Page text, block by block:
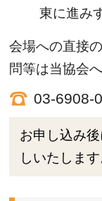
東に進み
会場への直接
問等は当協会へ
03-6908-
お申し込み
しいたします